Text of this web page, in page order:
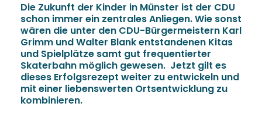
Die Zukunft der Kinder in Münster ist der CDU
schon immer ein zentrales Anliegen. Wie sonst
wären die unter den CDU-Bürgermeistern Karl
Grimm und Walter Blank entstandenen Kitas
und Spielplätze samt gut frequentierter
Skaterbahn möglich gewesen. Jetzt gilt es
dieses Erfolgsrezept weiter zu entwickeln und
mit einer liebenswerten Ortsentwicklung zu
kombinieren.